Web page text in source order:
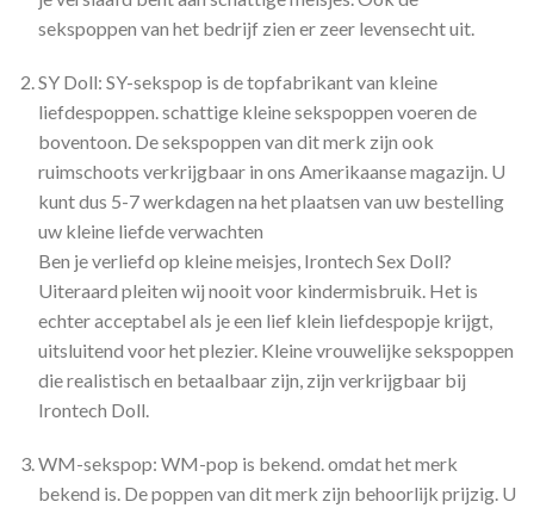
sekspoppen van het bedrijf zien er zeer levensecht uit.
SY Doll: SY-sekspop is de topfabrikant van kleine
liefdespoppen. schattige kleine sekspoppen voeren de
boventoon. De sekspoppen van dit merk zijn ook
ruimschoots verkrijgbaar in ons Amerikaanse magazijn. U
kunt dus 5-7 werkdagen na het plaatsen van uw bestelling
uw kleine liefde verwachten
Ben je verliefd op kleine meisjes, Irontech Sex Doll?
Uiteraard pleiten wij nooit voor kindermisbruik. Het is
echter acceptabel als je een lief klein liefdespopje krijgt,
uitsluitend voor het plezier. Kleine vrouwelijke sekspoppen
die realistisch en betaalbaar zijn, zijn verkrijgbaar bij
Irontech Doll.
WM-sekspop: WM-pop is bekend. omdat het merk
bekend is. De poppen van dit merk zijn behoorlijk prijzig. U